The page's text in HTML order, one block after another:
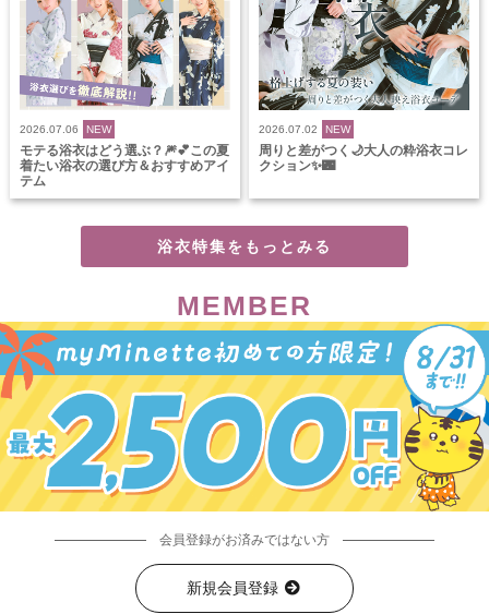
2026.07.06 NEW
モテる浴衣はどう選ぶ？🎆💕この夏
着たい浴衣の選び方＆おすすめアイ
テム
2026.07.02 NEW
周りと差がつく🌙大人の粋浴衣コレ
クション✨🌃
浴衣特集をもっとみる
MEMBER
会員登録がお済みではない方
新規会員登録